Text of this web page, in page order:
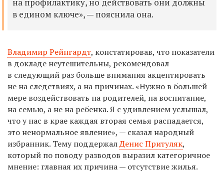
на профилактику, но действовать они должны
в едином ключе», — пояснила она.
Владимир Рейнгардт, констатировав, что показатели
в докладе неутешительны, рекомендовал
в следующий раз больше внимания акцентировать
не на следствиях, а на причинах.«Нужно в большей
мере воздействовать на родителей, на воспитание,
на семью, а не на ребенка. Я с удивлением услышал,
что у нас в крае каждая вторая семья распадается,
это ненормальное явление», — сказал народный
избранник. Тему поддержалДенис Притуляк,
который по поводу разводов выразил категоричное
мнение: главная их причина — отсутствие жилья.